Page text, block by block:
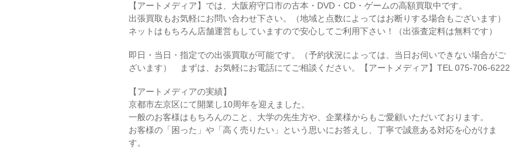
【アートメディア】では、大阪府守口市の古本・DVD・CD・ゲームの高額買取中です。
出張買取もお気軽にお問い合わせ下さい。（地域と点数によってはお断りする場合もございます）
ネットはもちろん店舗運営もしていますので安心してご利用下さい！（出張査定料は無料です）
即日・当日・指定での出張買取が可能です。（予約状況によっては、当日お伺いできない場合がご
ざいます） まずは、お気軽にお電話にてご相談ください。【アートメディア】TEL 075-706-6222
【アートメディアの実績】
京都市左京区にて開業し10周年を迎えました。
一般のお客様はもちろんのこと、大学の先生方や、企業様からもご愛顧いただいております。
お客様の「困った」や「高く売りたい」という思いにお答えし、丁寧で誠意ある対応を心がけま
す。